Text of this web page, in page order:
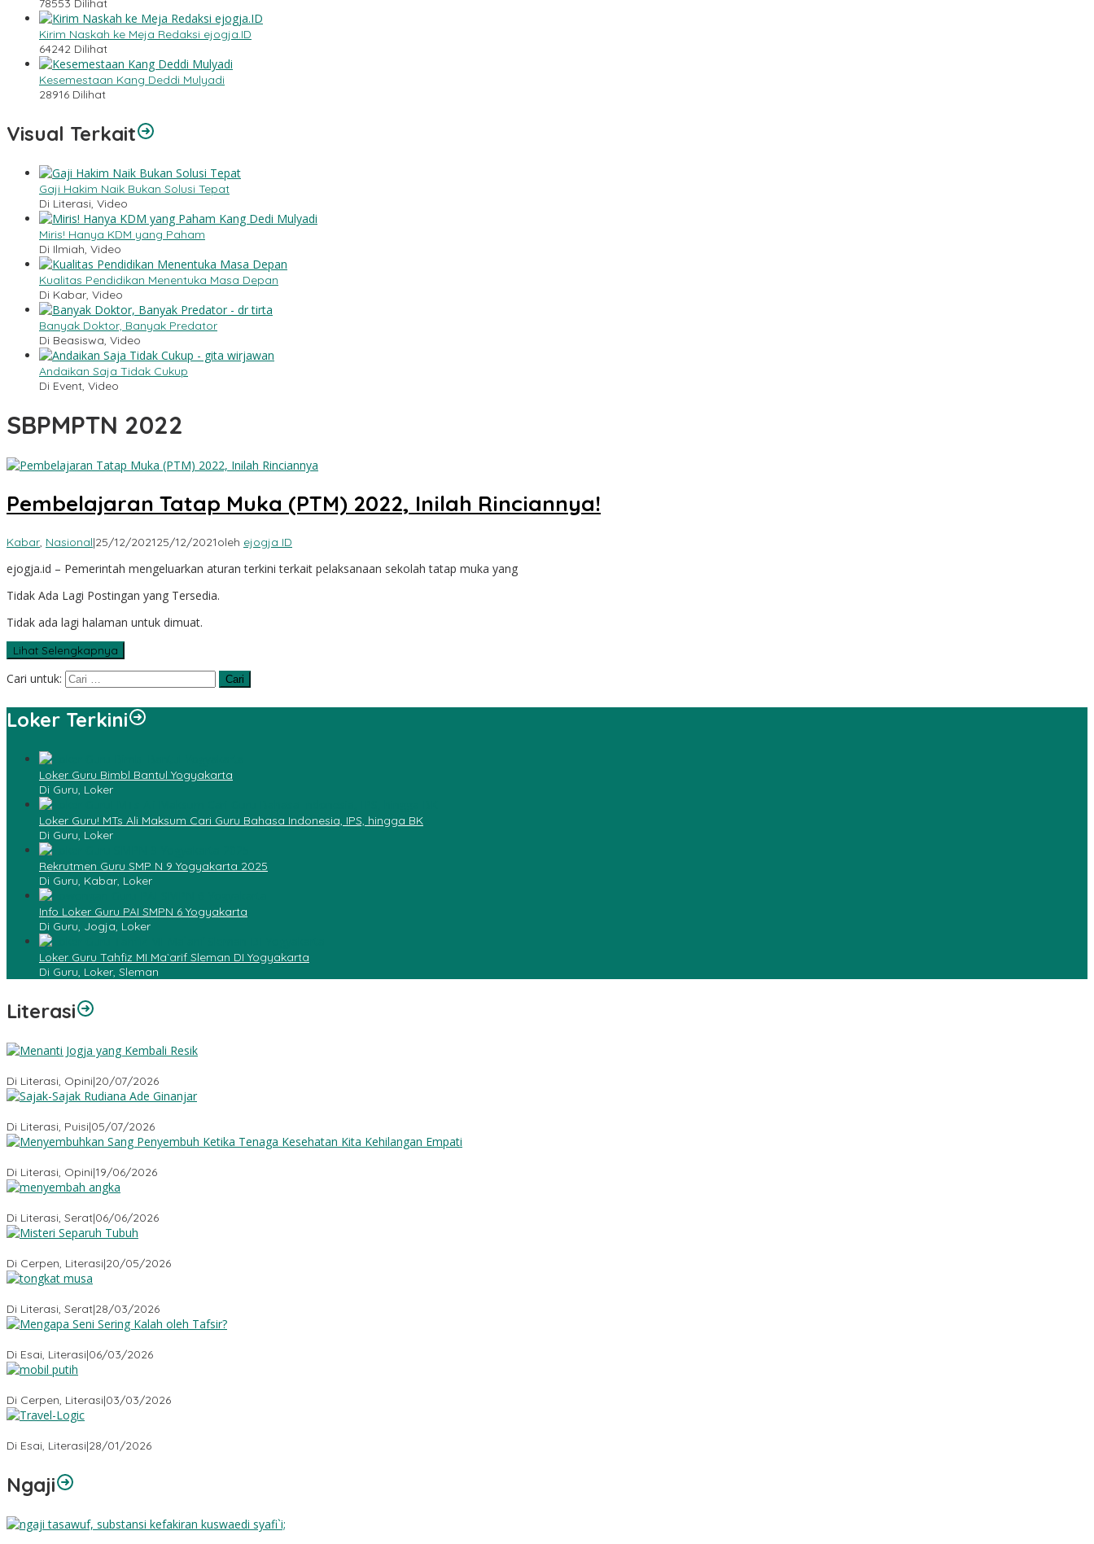
78553 Dilihat
Kirim Naskah ke Meja Redaksi ejogja.ID
64242 Dilihat
Kesemestaan Kang Deddi Mulyadi
28916 Dilihat
Visual Terkait
Gaji Hakim Naik Bukan Solusi Tepat
Di Literasi, Video
Miris! Hanya KDM yang Paham
Di Ilmiah, Video
Kualitas Pendidikan Menentuka Masa Depan
Di Kabar, Video
Banyak Doktor, Banyak Predator
Di Beasiswa, Video
Andaikan Saja Tidak Cukup
Di Event, Video
SBPMPTN 2022
Pembelajaran Tatap Muka (PTM) 2022, Inilah Rinciannya!
Kabar, Nasional|25/12/202125/12/2021oleh ejogja ID
ejogja.id – Pemerintah mengeluarkan aturan terkini terkait pelaksanaan sekolah tatap muka yang
Tidak Ada Lagi Postingan yang Tersedia.
Tidak ada lagi halaman untuk dimuat.
Lihat Selengkapnya
Cari untuk:
Loker Terkini
Loker Guru Bimbl Bantul Yogyakarta
Di Guru, Loker
Loker Guru! MTs Ali Maksum Cari Guru Bahasa Indonesia, IPS, hingga BK
Di Guru, Loker
Rekrutmen Guru SMP N 9 Yogyakarta 2025
Di Guru, Kabar, Loker
Info Loker Guru PAI SMPN 6 Yogyakarta
Di Guru, Jogja, Loker
Loker Guru Tahfiz MI Ma`arif Sleman DI Yogyakarta
Di Guru, Loker, Sleman
Literasi
Di Literasi, Opini|20/07/2026
Di Literasi, Puisi|05/07/2026
Di Literasi, Opini|19/06/2026
Di Literasi, Serat|06/06/2026
Di Cerpen, Literasi|20/05/2026
Di Literasi, Serat|28/03/2026
Di Esai, Literasi|06/03/2026
Di Cerpen, Literasi|03/03/2026
Di Esai, Literasi|28/01/2026
Ngaji